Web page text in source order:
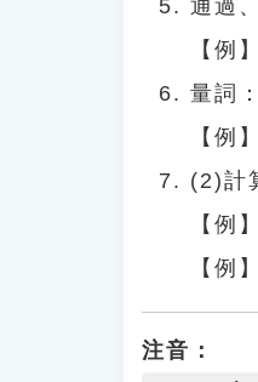
通過
【例
量詞
【例
(2)計
【例
【例
注音：